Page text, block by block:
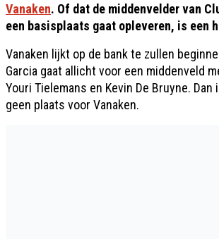
Vanaken. Of dat de middenvelder van
een basisplaats gaat opleveren, is een
Vanaken lijkt op de bank te zullen
Garcia gaat allicht voor een middenveld
Youri Tielemans en Kevin De Bruyne. Dan
geen plaats voor Vanaken.